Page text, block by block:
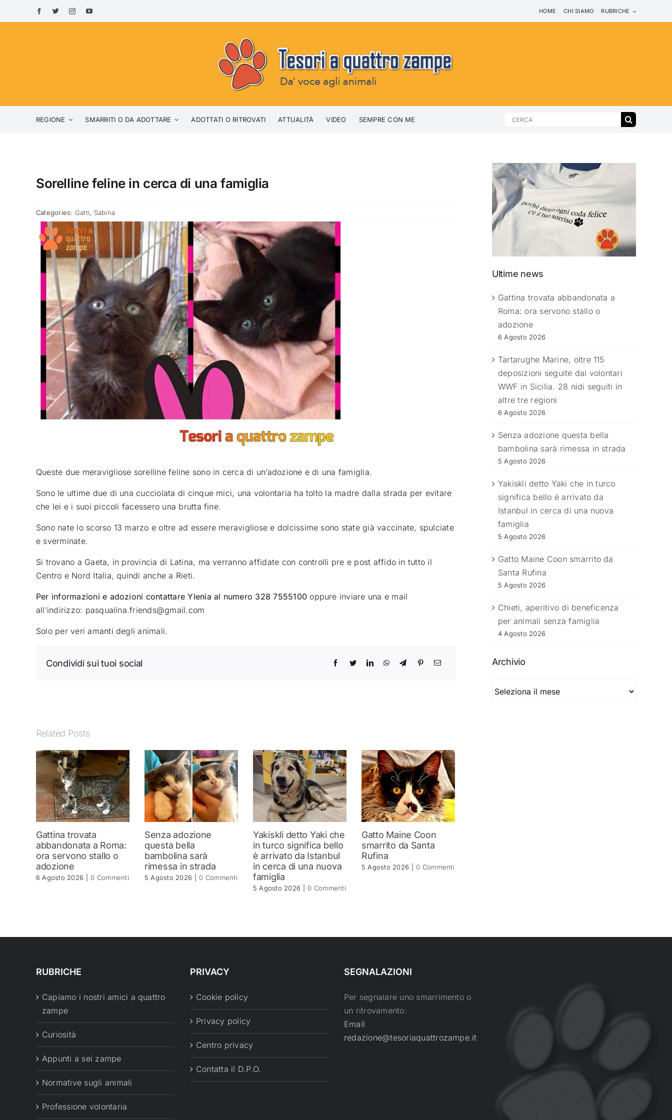
to
HOME CHI SIAMO RUBRICHE
REGIONE SMARRITI O DA ADOTTARE ADOTTATI O RITROVATI ATTUALITÀ VIDEO SEMPRE CON ME
Search
Sorelline feline in cerca di una famiglia
Categories: Gatti, Sabina
Queste due meravigliose sorelline feline sono in cerca di un’adozione e di una famiglia.
Sono le ultime due di una cucciolata di cinque mici, una volontaria ha tolto la madre dalla strada per evitare
che lei e i suoi piccoli facessero una brutta fine.
Sono nate lo scorso 13 marzo e oltre ad essere meravigliose e dolcissime sono state già vaccinate, spulciate
e sverminate.
Si trovano a Gaeta, in provincia di Latina, ma verranno affidate con controlli pre e post affido in tutto il
Centro e Nord Italia, quindi anche a Rieti.
Per informazioni e adozioni contattare Ylenia al numero 328 7555100 oppure inviare una e mail
all’indirizzo: pasqualina.friends@gmail.com
Solo per veri amanti degli animali.
Condividi sui tuoi social
Related Posts
Gattina trovata
abbandonata a Roma:
ora servono stallo o
adozione
6 Agosto 2026 0 Commenti
Senza adozione
questa bella
bambolina sarà
rimessa in strada
5 Agosto 2026 0 Commenti
Yakiskli detto Yaki che
in turco significa bello
è arrivato da Istanbul
in cerca di una nuova
famiglia
5 Agosto 2026 0 Commenti
Gatto Maine Coon
smarrito da Santa
Rufina
5 Agosto 2026 0 Commenti
Ultime news
Gattina trovata abbandonata a
Roma: ora servono stallo o
adozione
6 Agosto 2026
Tartarughe Marine, oltre 115
deposizioni seguite dai volontari
WWF in Sicilia. 28 nidi seguiti in
altre tre regioni
6 Agosto 2026
Senza adozione questa bella
bambolina sarà rimessa in strada
5 Agosto 2026
Yakiskli detto Yaki che in turco
significa bello è arrivato da
Istanbul in cerca di una nuova
famiglia
5 Agosto 2026
Gatto Maine Coon smarrito da
Santa Rufina
5 Agosto 2026
Chieti, aperitivo di beneficenza
per animali senza famiglia
4 Agosto 2026
Archivio
RUBRICHE
Capiamo i nostri amici a quattro
zampe
Curiosità
Appunti a sei zampe
Normative sugli animali
Professione volontaria
PRIVACY
Cookie policy
Privacy policy
Centro privacy
Contatta il D.P.O.
SEGNALAZIONI
Per segnalare uno smarrimento o
un ritrovamento:
Email
redazione@tesoriaquattrozampe.it